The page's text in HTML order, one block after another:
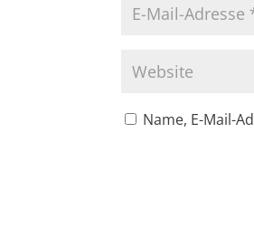
Name, E-Mail-